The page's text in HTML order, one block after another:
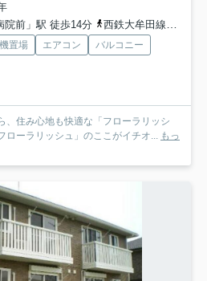
院前」駅 徒歩14分
西鉄大牟田線「花畑」駅 徒歩16分
置場 エアコン
バルコニー
、住み心地も快適な「フローラリッシ
ローラリッシュ」のここがイチオ... もっ